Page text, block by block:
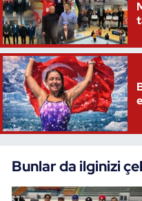
Bunlar da ilginizi
Satranç
Su Topu
Sualtı Sporları
Tekvando
Tenis